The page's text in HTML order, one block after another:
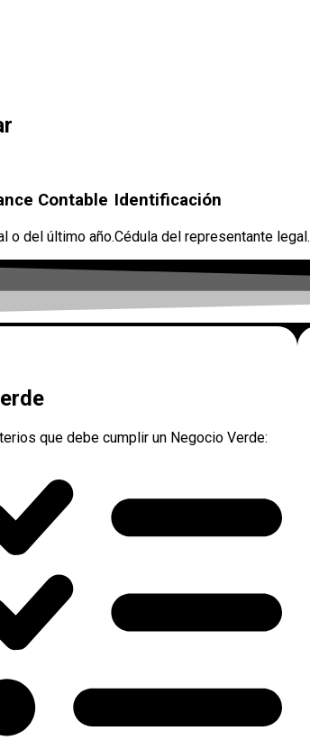
Contable
o del último año.
Identificación
Cédula del representante legal.
que debe cumplir un Negocio Verde: